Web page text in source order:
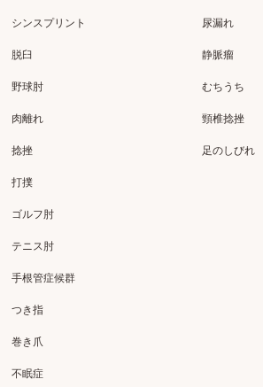
シンスプリント
脱臼
野球肘
肉離れ
捻挫
尿漏れ
静脈瘤
むちうち
頸椎捻挫
足のしびれ
打撲
ゴルフ肘
テニス肘
手根管症候群
つき指
巻き爪
不眠症